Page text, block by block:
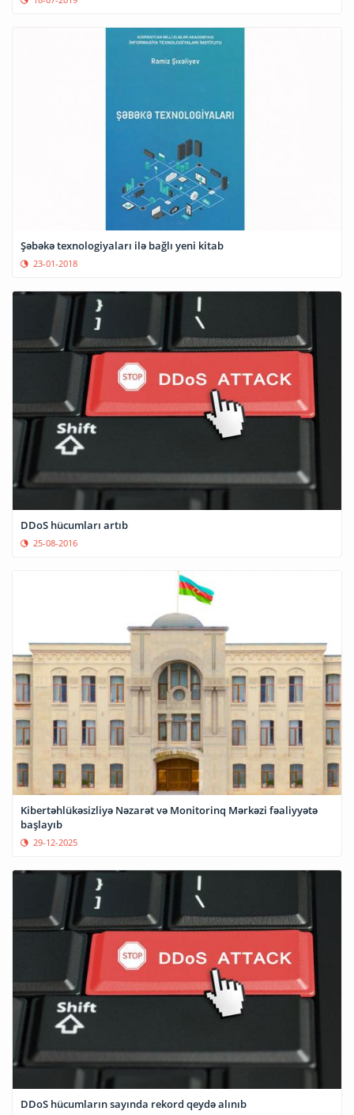
Şəbəkə texnologiyaları ilə bağlı yeni kitab
23-01-2018
DDoS hücumları artıb
25-08-2016
Kibertəhlükəsizliyə Nəzarət və Monitorinq Mərkəzi fəaliyyətə
başlayıb
29-12-2025
DDoS hücumların sayında rekord qeydə alınıb